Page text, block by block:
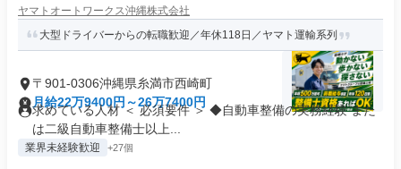
ヤマトオートワークス沖縄株式会社
大型ドライバーからの転職歓迎／年休118日／ヤマト運輸系列
〒901-0306沖縄県糸満市西崎町
月給22万9400円～26万7400円
求めている人材 ＜ 必須要件 ＞ ◆自動車整備の実務経験 また
は二級自動車整備士以上...
業界未経験歓迎 +27個